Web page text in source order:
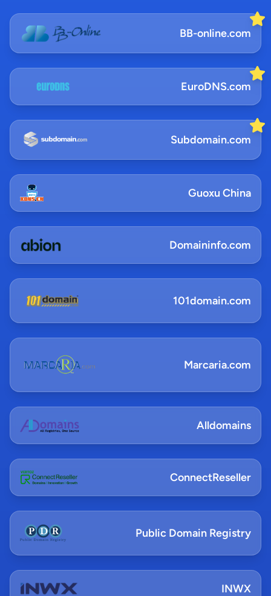
BB-online.com
EuroDNS.com
Subdomain.com
Guoxu China
Domaininfo.com
101domain.com
Marcaria.com
Alldomains
ConnectReseller
Public Domain Registry
INWX